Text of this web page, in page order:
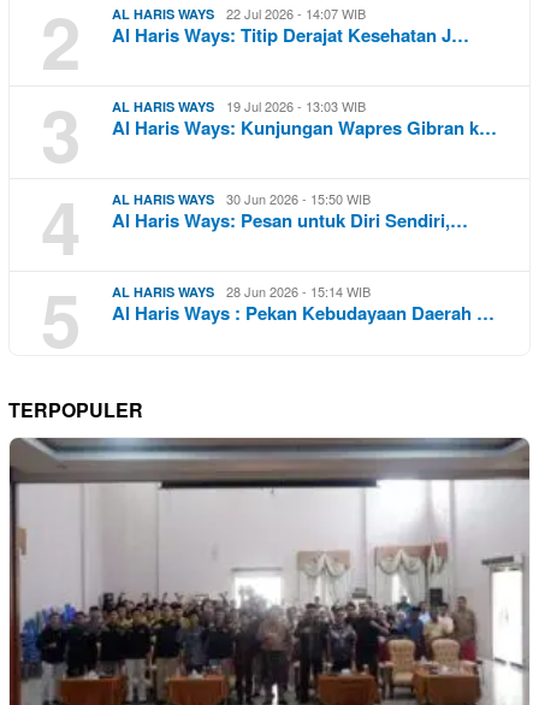
2 AL HARIS WAYS 22 Jul 2026 - 14:07 WIB
Al Haris Ways: Titip Derajat Kesehatan J…
3 AL HARIS WAYS 19 Jul 2026 - 13:03 WIB
Al Haris Ways: Kunjungan Wapres Gibran k…
4 AL HARIS WAYS 30 Jun 2026 - 15:50 WIB
Al Haris Ways: Pesan untuk Diri Sendiri,…
5 AL HARIS WAYS 28 Jun 2026 - 15:14 WIB
Al Haris Ways : Pekan Kebudayaan Daerah …
TERPOPULER